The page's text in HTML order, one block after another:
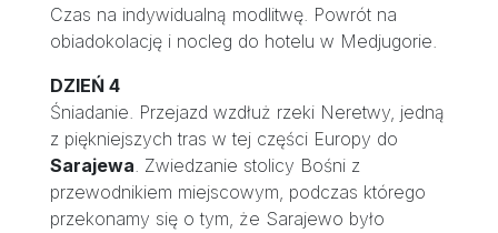
Czas na indywidualną modlitwę. Powrót na
obiadokolację i nocleg do hotelu w Medjugorie.
DZIEŃ 4
Śniadanie. Przejazd wzdłuż rzeki Neretwy, jedną
z piękniejszych tras w tej części Europy do
Sarajewa. Zwiedzanie stolicy Bośni z
przewodnikiem miejscowym, podczas którego
przekonamy się o tym, że Sarajewo było